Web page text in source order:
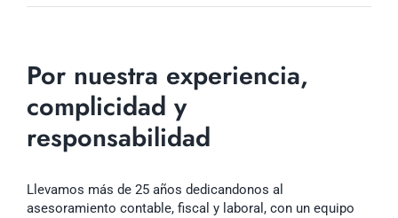
Por nuestra experiencia,
complicidad y
responsabilidad
Llevamos más de 25 años dedicandonos al
asesoramiento contable, fiscal y laboral, con un equipo